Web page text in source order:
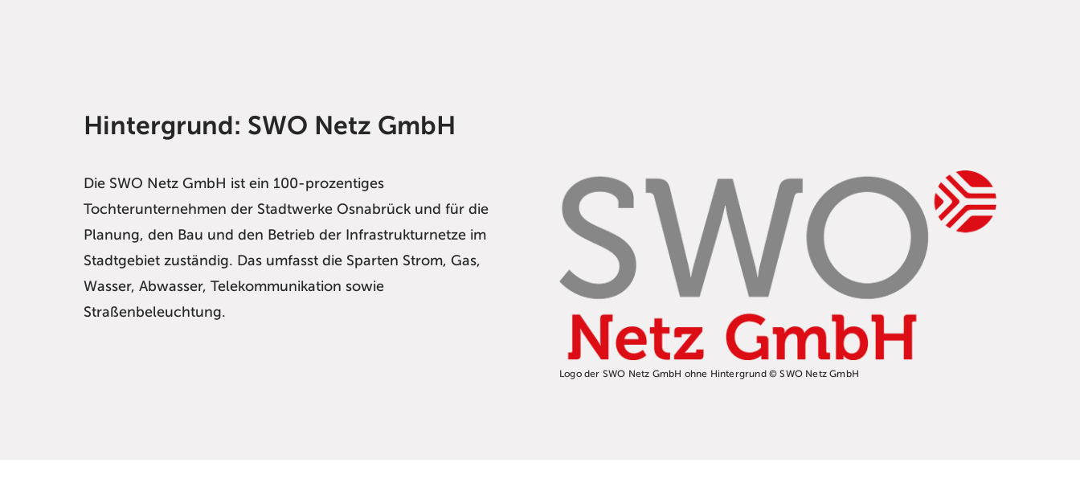
Hintergrund: SWO Netz GmbH
Logo der SWO Netz GmbH ohne Hintergrund © SWO Netz GmbH
Die SWO Netz GmbH ist ein 100-prozentiges
Tochterunternehmen der Stadtwerke Osnabrück und für die
Planung, den Bau und den Betrieb der Infrastrukturnetze im
Stadtgebiet zuständig. Das umfasst die Sparten Strom, Gas,
Wasser, Abwasser, Telekommunikation sowie
Straßenbeleuchtung.